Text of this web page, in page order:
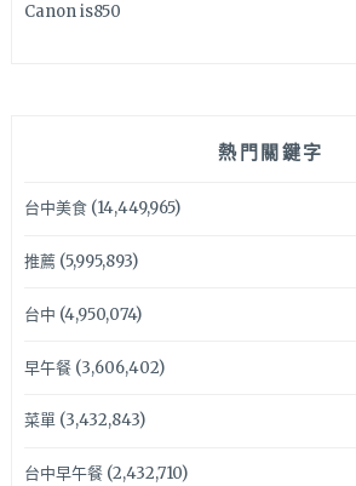
Canon is850
熱門關鍵字
台中美食(14,449,965)
推薦(5,995,893)
台中 (4,950,074)
早午餐(3,606,402)
菜單(3,432,843)
台中早午餐(2,432,710)